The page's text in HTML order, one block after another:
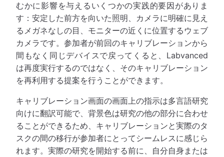
むかに影響を与えるいくつかの実践的要因がありま
す：安定した前方を向いた照明、カメラに明確に見え
るメガネなしの目、モニターの近くに位置するウェブ
カメラです。参加者が前回のキャリブレーションから
間もなく同じデバイスで戻ってくると、Labvanced
は再度実行するのではなく、そのキャリブレーション
を再利用する提案を行うことができます。
キャリブレーション画面の画面上の指示は多言語研究
向けに翻訳可能で、背景色は研究の他の部分に合わせ
ることができるため、キャリブレーションと実際のタ
スクの間の移行が参加者にとってシームレスに感じら
れます。実際の研究を開始する前に、自分自身または